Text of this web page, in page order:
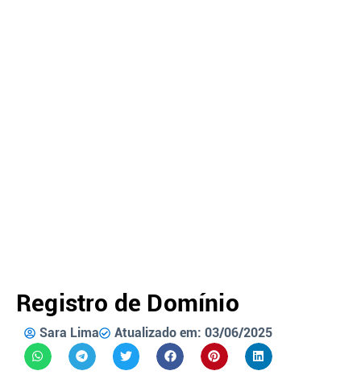
Registro de Domínio
Sara Lima Atualizado em: 03/06/2025